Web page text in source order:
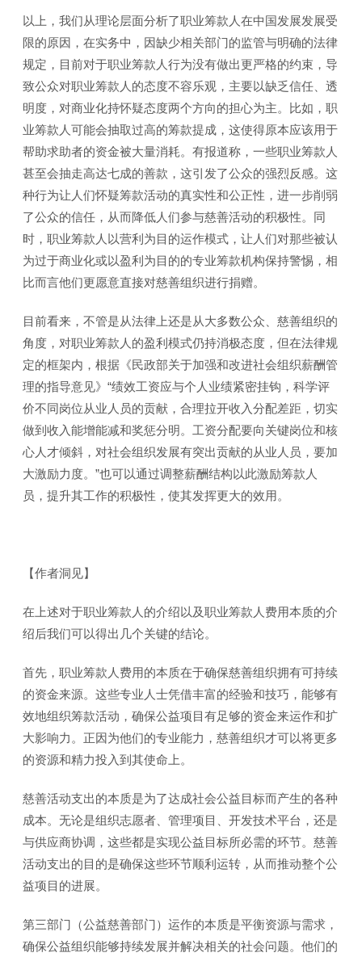
以上，我们从理论层面分析了职业筹款人在中国发展发展受
限的原因，在实务中，因缺少相关部门的监管与明确的法律
规定，目前对于职业筹款人行为没有做出更严格的约束，导
致公众对职业筹款人的态度不容乐观，主要以缺乏信任、透
明度，对商业化持怀疑态度两个方向的担心为主。比如，职
业筹款人可能会抽取过高的筹款提成，这使得原本应该用于
帮助求助者的资金被大量消耗。有报道称，一些职业筹款人
甚至会抽走高达七成的善款，这引发了公众的强烈反感。这
种行为让人们怀疑筹款活动的真实性和公正性，进一步削弱
了公众的信任，从而降低人们参与慈善活动的积极性。同
时，职业筹款人以营利为目的运作模式，让人们对那些被认
为过于商业化或以盈利为目的的专业筹款机构保持警惕，相
比而言他们更愿意直接对慈善组织进行捐赠。
目前看来，不管是从法律上还是从大多数公众、慈善组织的
角度，对职业筹款人的盈利模式仍持消极态度，但在法律规
定的框架内，根据《民政部关于加强和改进社会组织薪酬管
理的指导意见》“绩效工资应与个人业绩紧密挂钩，科学评
价不同岗位从业人员的贡献，合理拉开收入分配差距，切实
做到收入能增能减和奖惩分明。工资分配要向关键岗位和核
心人才倾斜，对社会组织发展有突出贡献的从业人员，要加
大激励力度。”也可以通过调整薪酬结构以此激励筹款人
员，提升其工作的积极性，使其发挥更大的效用。
【作者洞见】
在上述对于职业筹款人的介绍以及职业筹款人费用本质的介
绍后我们可以得出几个关键的结论。
首先，职业筹款人费用的本质在于确保慈善组织拥有可持续
的资金来源。这些专业人士凭借丰富的经验和技巧，能够有
效地组织筹款活动，确保公益项目有足够的资金来运作和扩
大影响力。正因为他们的专业能力，慈善组织才可以将更多
的资源和精力投入到其使命上。
慈善活动支出的本质是为了达成社会公益目标而产生的各种
成本。无论是组织志愿者、管理项目、开发技术平台，还是
与供应商协调，这些都是实现公益目标所必需的环节。慈善
活动支出的目的是确保这些环节顺利运转，从而推动整个公
益项目的进展。
第三部门（公益慈善部门）运作的本质是平衡资源与需求，
确保公益组织能够持续发展并解决相关的社会问题。他们的